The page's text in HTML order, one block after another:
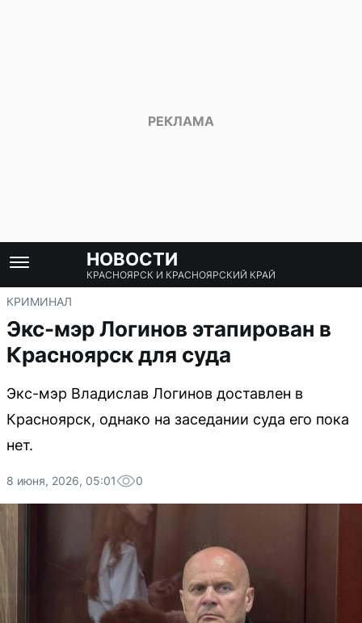
НОВОСТИ
КРАСНОЯРСК И КРАСНОЯРСКИЙ КРАЙ
КРИМИНАЛ
Экс-мэр Логинов этапирован в
Красноярск для суда
Экс-мэр Владислав Логинов доставлен в
Красноярск, однако на заседании суда его пока
нет.
8 июня, 2026, 05:01 0